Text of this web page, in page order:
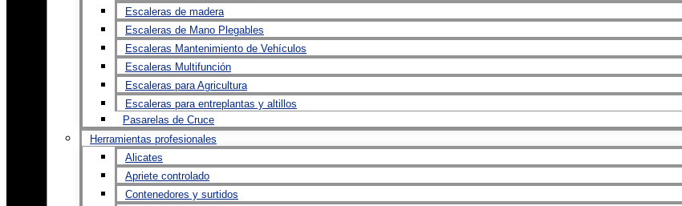
Escaleras de madera
Escaleras de Mano Plegables
Escaleras Mantenimiento de Vehículos
Escaleras Multifunción
Escaleras para Agricultura
Escaleras para entreplantas y altillos
Pasarelas de Cruce
Herramientas profesionales
Alicates
Apriete controlado
Contenedores y surtidos